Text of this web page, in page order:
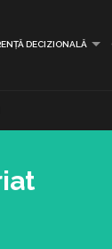
DECIZIONALĂ